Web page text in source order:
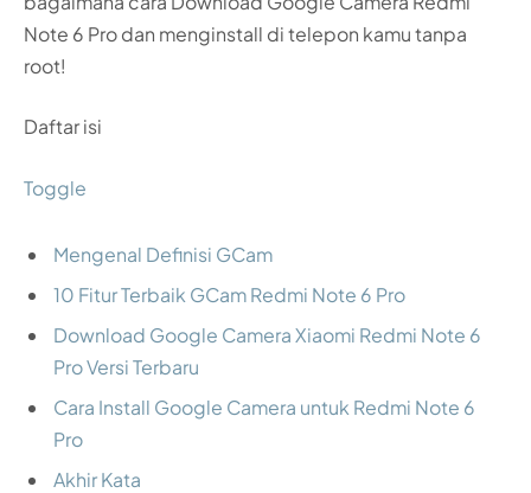
Note 6 Pro dan menginstall di telepon kamu tanpa
root!
Daftar isi
Toggle
Mengenal Definisi GCam
10 Fitur Terbaik GCam Redmi Note 6 Pro
Download Google Camera Xiaomi Redmi Note 6
Pro Versi Terbaru
Cara Install Google Camera untuk Redmi Note 6
Pro
Akhir Kata